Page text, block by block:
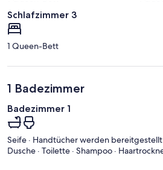
Schlafzimmer 3
1 Queen-Bett
1 Badezimmer
Badezimmer 1
Seife · Handtücher werden
Dusche · Toilette · Shampoo ·